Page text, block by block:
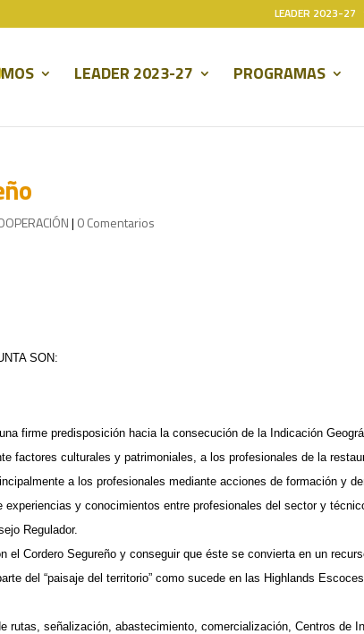
LEADER 2023-27
LEADER 2023-27 PROGRAMAS
| 0 Comentarios
SON:
firme predisposición hacia la consecución de la Indicación
factores culturales y patrimoniales, a los profesionales de la
a los profesionales mediante acciones de formación y
experiencias y conocimientos entre profesionales del sector y
Regulador.
el Cordero Segureño y conseguir que éste se convierta en un
del “paisaje del territorio” como sucede en las Highlands
rutas, señalización, abastecimiento, comercialización, Centros de